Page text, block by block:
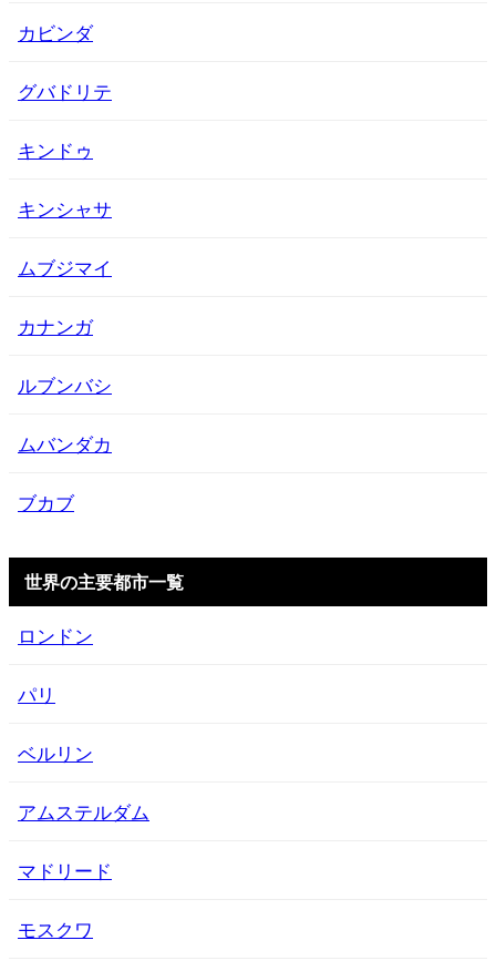
カビンダ
グバドリテ
キンドゥ
キンシャサ
ムブジマイ
カナンガ
ルブンバシ
ムバンダカ
ブカブ
世界の主要都市一覧
ロンドン
パリ
ベルリン
アムステルダム
マドリード
モスクワ